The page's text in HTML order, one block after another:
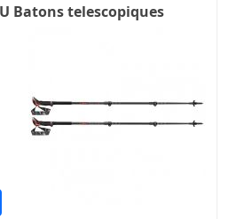
Batons telescopiques